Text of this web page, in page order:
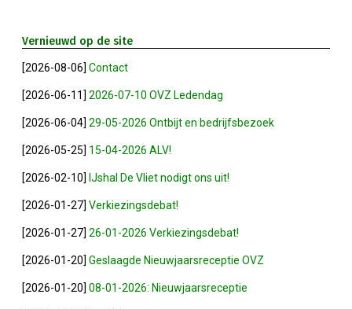
Nieuwjaarsreceptie In Sfeer
Prachtige (leden-)dag 2023
Mooi Bezoek Aan Mulder Shipyard
2023-05-31: Digitaliserings-Vouchers
Notulen ALV 2023
Save The Date: 13 April 2023
Vernieuwd op de site
[2026-08-06] Contact
[2026-06-11] 2026-07-10 OVZ Ledendag
[2026-06-04] 29-05-2026 Ontbijt en bedrijfsbezoek
[2026-05-25] 15-04-2026 ALV!
[2026-02-10] IJshal De Vliet nodigt ons uit!
[2026-01-27] Verkiezingsdebat!
[2026-01-27] 26-01-2026 Verkiezingsdebat!
[2026-01-20] Geslaagde Nieuwjaarsreceptie OVZ
[2026-01-20] 08-01-2026: Nieuwjaarsreceptie